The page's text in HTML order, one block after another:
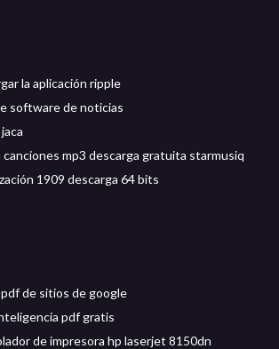
la aplicación ripple
software de noticias
canciones mp3 descarga gratuita starmusiq
1909 descarga 64 bits
de sitios de google
pdf gratis
de impresora hp laserjet 8150dn